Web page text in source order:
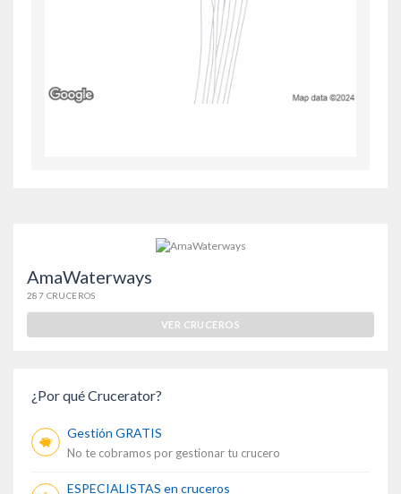
AmaWaterways
287 CRUCEROS
VER CRUCEROS
¿Por qué Crucerator?
Gestión GRATIS
No te cobramos por gestionar tu crucero
ESPECIALISTAS en cruceros